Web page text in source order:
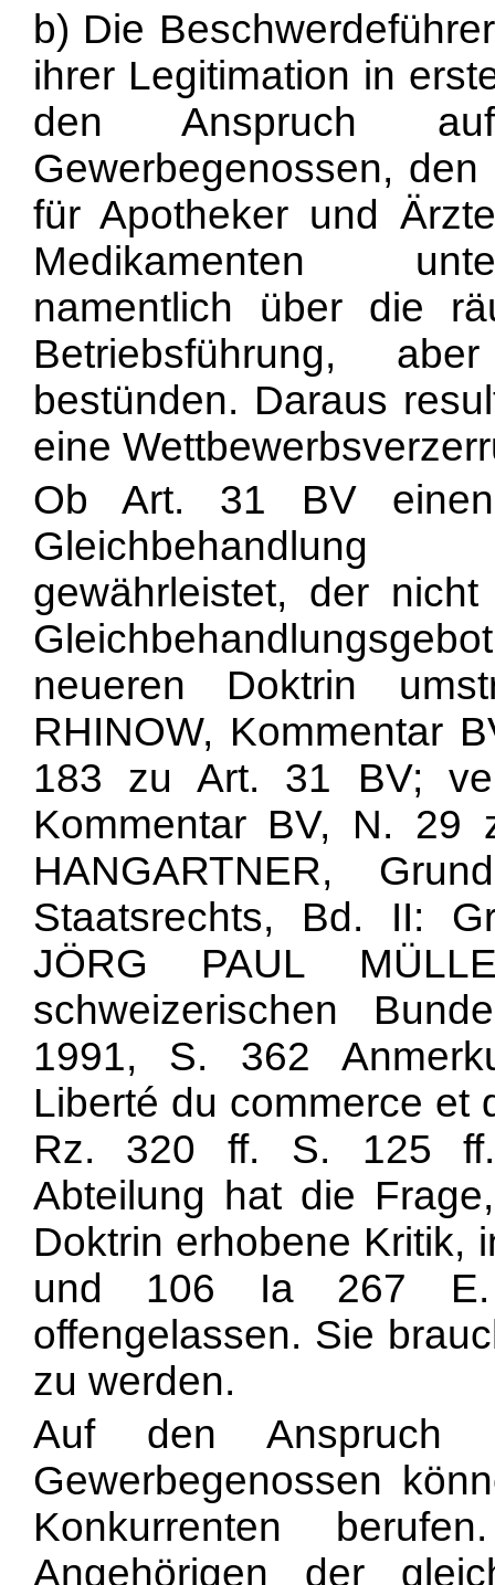
b) Die
ihrer Legitimation in
den Anspruch
Gewerbegenossen,
für Apotheker und
Medikamenten
namentlich über die
Betriebsführung,
bestünden. Daraus
eine
Ob Art. 31 BV einen
gewährleistet, der
neueren Doktrin
RHINOW, Kommentar
183 zu Art. 31 BV;
Kommentar BV, N.
HANGARTNER,
Staatsrechts, Bd. II:
JÖRG PAUL
schweizerischen
1991, S. 362
Liberté du commerce et
Rz. 320 ff. S. 125
Abteilung hat die
Doktrin erhobene Kritik,
und 106 Ia 267 E.
offengelassen. Sie
zu werden.
Auf den Anspruch
Gewerbegenossen
Konkurrenten
Angehörigen der